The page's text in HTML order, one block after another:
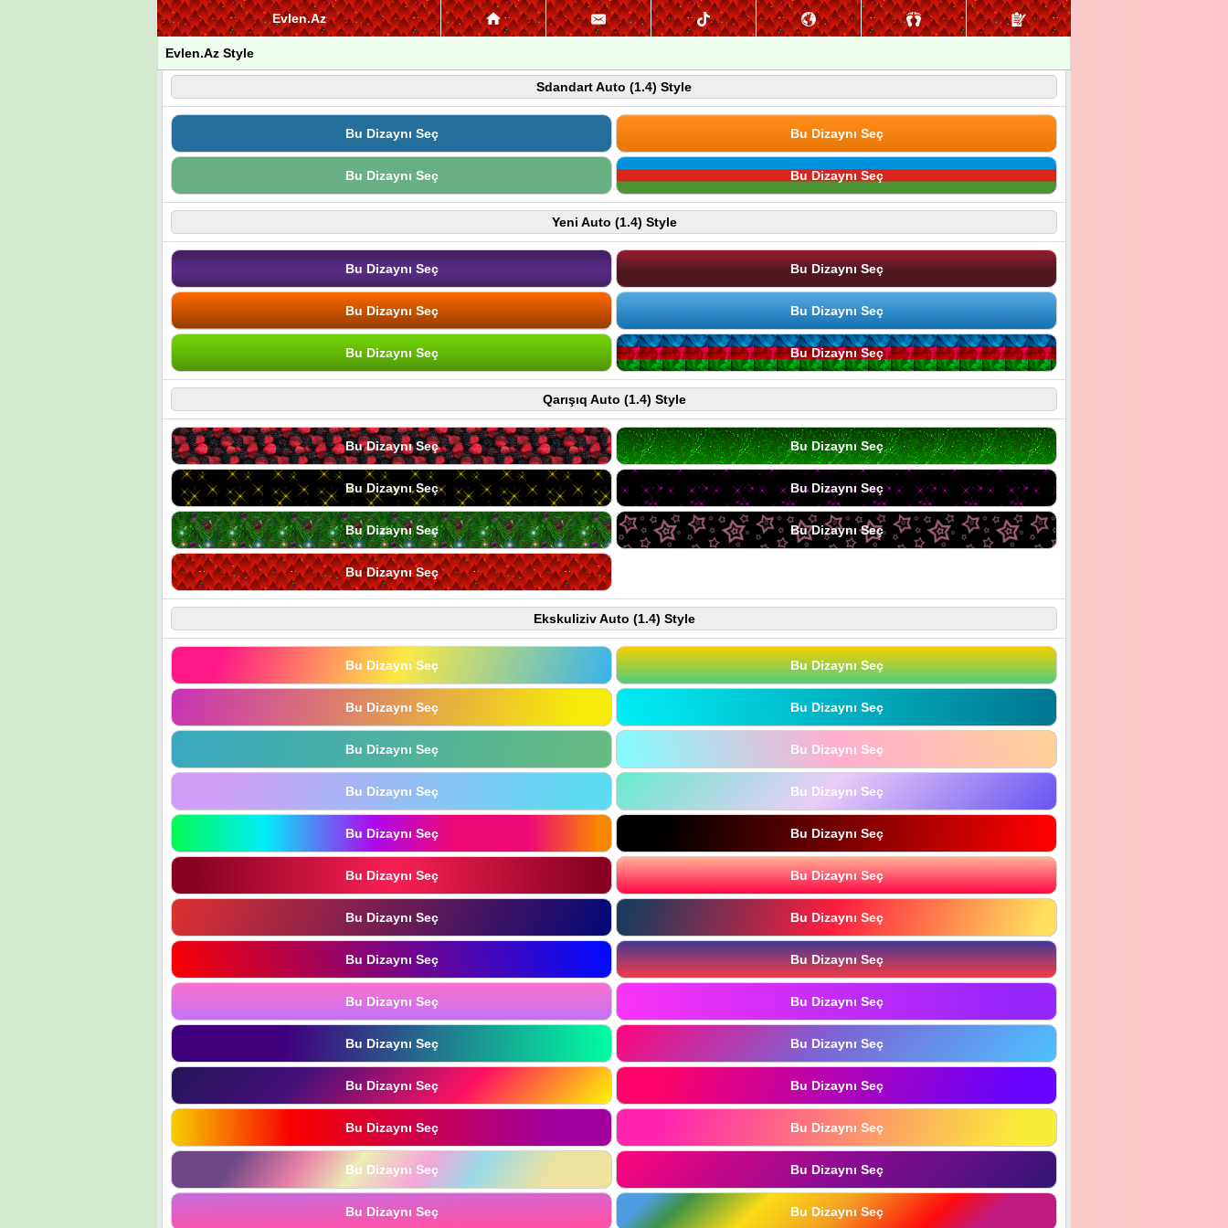
Evlen.Az
Evlen.Az Style
Sdandart Auto (1.4) Style
Bu Dizaynı Seç Bu Dizaynı Seç
Bu Dizaynı Seç Bu Dizaynı Seç
Yeni Auto (1.4) Style
Bu Dizaynı Seç Bu Dizaynı Seç
Bu Dizaynı Seç Bu Dizaynı Seç
Bu Dizaynı Seç Bu Dizaynı Seç
Qarışıq Auto (1.4) Style
Bu Dizaynı Seç Bu Dizaynı Seç
Bu Dizaynı Seç Bu Dizaynı Seç
Bu Dizaynı Seç Bu Dizaynı Seç
Bu Dizaynı Seç
Ekskuliziv Auto (1.4) Style
Bu Dizaynı Seç Bu Dizaynı Seç
Bu Dizaynı Seç Bu Dizaynı Seç
Bu Dizaynı Seç Bu Dizaynı Seç
Bu Dizaynı Seç Bu Dizaynı Seç
Bu Dizaynı Seç Bu Dizaynı Seç
Bu Dizaynı Seç Bu Dizaynı Seç
Bu Dizaynı Seç Bu Dizaynı Seç
Bu Dizaynı Seç Bu Dizaynı Seç
Bu Dizaynı Seç Bu Dizaynı Seç
Bu Dizaynı Seç Bu Dizaynı Seç
Bu Dizaynı Seç Bu Dizaynı Seç
Bu Dizaynı Seç Bu Dizaynı Seç
Bu Dizaynı Seç Bu Dizaynı Seç
Bu Dizaynı Seç Bu Dizaynı Seç